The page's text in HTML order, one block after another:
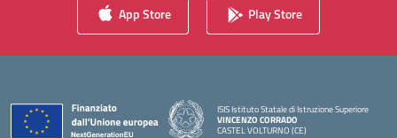
App Store Play Store
ISIS Istituto Statale di Istruzione Superiore
VINCENZO CORRADO
CASTEL VOLTURNO (CE)